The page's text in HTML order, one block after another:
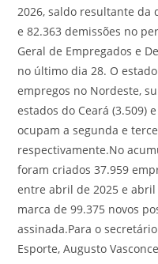
2026, saldo resultante da
e 82.363 demissões no
Geral de Empregados e
no último dia 28. O
empregos no Nordeste,
estados do Ceará (3.509)
ocupam a segunda e
respectivamente.No
foram criados 37.959
entre abril de 2025 e abril
marca de 99.375 novos
assinada.Para o
Esporte, Augusto